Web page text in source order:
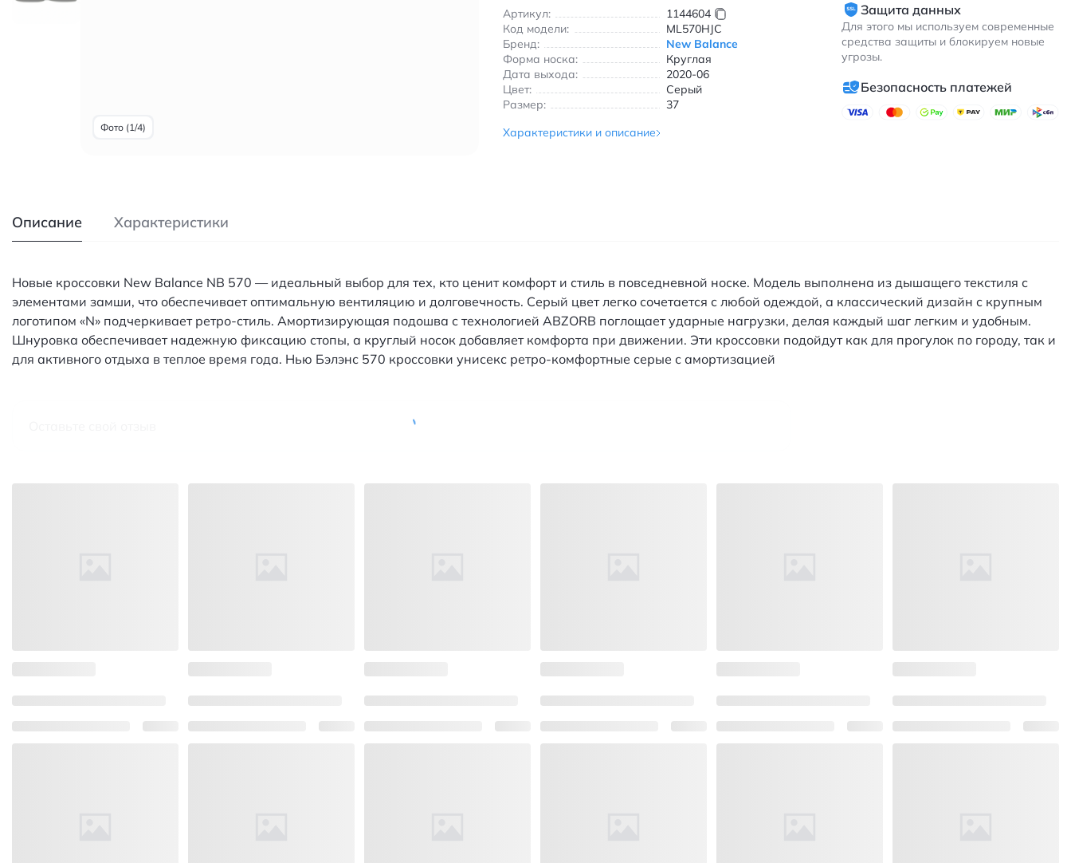
Фото (1/4)
Артикул:
1144604
Код модели:
ML570HJC
Бренд:
New Balance
Форма носка:
Круглая
Дата выхода:
2020-06
Цвет:
Серый
Размер:
37
Характеристики и описание
Защита данных
Для этого мы используем современные
средства защиты и блокируем новые
угрозы.
Безопасность платежей
Описание Характеристики
Новые кроссовки New Balance NB 570 — идеальный выбор для тех, кто ценит комфорт и стиль в повседневной носке. Модель выполнена из дышащего текстиля с
элементами замши, что обеспечивает оптимальную вентиляцию и долговечность. Серый цвет легко сочетается с любой одеждой, а классический дизайн с крупным
логотипом «N» подчеркивает ретро-стиль. Амортизирующая подошва с технологией ABZORB поглощает ударные нагрузки, делая каждый шаг легким и удобным.
Шнуровка обеспечивает надежную фиксацию стопы, а круглый носок добавляет комфорта при движении. Эти кроссовки подойдут как для прогулок по городу, так и
для активного отдыха в теплое время года. Нью Бэлэнс 570 кроссовки унисекс ретро-комфортные серые с амортизацией